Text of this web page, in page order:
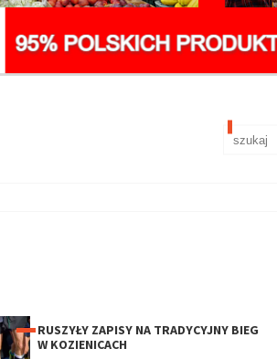
RUSZYŁY ZAPISY NA TRADYCYJNY BIEG
W KOZIENICACH